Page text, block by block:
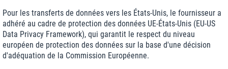
Pour les transferts de données vers les États-Unis, le fournisseur a
adhéré au cadre de protection des données UE-États-Unis (EU-US
Data Privacy Framework), qui garantit le respect du niveau
européen de protection des données sur la base d'une décision
d'adéquation de la Commission Européenne.